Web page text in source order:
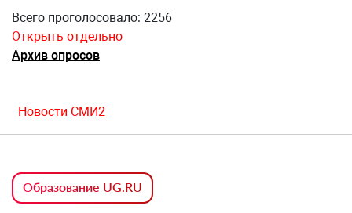
Всего проголосовало: 2256
Открыть отдельно
Архив опросов
Новости СМИ2
Образование UG.RU